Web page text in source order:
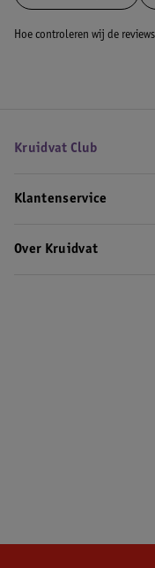
Hoe controleren wij de
Kruidvat Club
Klantenservice
Over Kruidvat